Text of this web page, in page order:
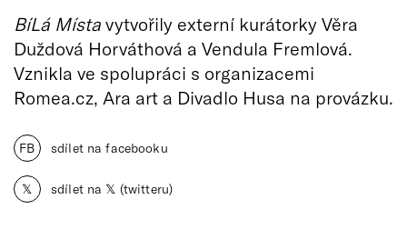
BíLá Místa vytvořily externí kurátorky Věra
Duždová Horváthová a Vendula Fremlová.
Vznikla ve spolupráci s organizacemi
Romea.cz, Ara art a Divadlo Husa na provázku.
FB sdílet na facebooku
𝕏 sdílet na 𝕏 (twitteru)